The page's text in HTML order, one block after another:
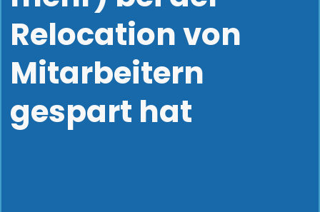
Relocation von
Mitarbeitern
gespart hat